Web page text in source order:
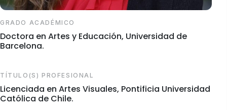
GRADO ACADÉMICO
Doctora en Artes y Educación, Universidad de
Barcelona.
TÍTULO(S) PROFESIONAL
Licenciada en Artes Visuales, Pontificia Universidad
Católica de Chile.